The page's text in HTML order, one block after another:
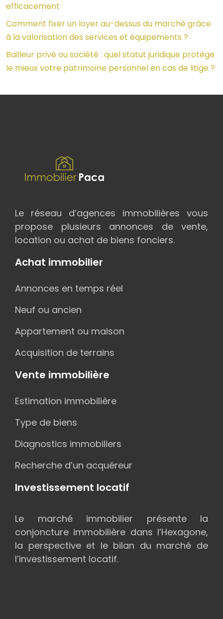
efficacement
Comment fixer un loyer au-dessus du marché grâce
à la valorisation des services et équipements ?
Bailleur privé ou société : quel statut juridique protège
le mieux votre patrimoine personnel en cas de litige ?
Le réseau d’agences immobilières vous
propose plusieurs annonces de vente,
location ou achat de biens fonciers.
Achat immobilier
Annonces en temps réel
Neuf ou ancien
Appartement ou maison
Acquisition de terrains
Vente immobilière
Estimation immobilière
Type de biens
Diagnostics immobiliers
Recherche d’un acquéreur
Investissement locatif
Le marché immobilier présente la
conjoncture immobilière dans l’Hexagone,
la perspective et le bilan du marché de
l’investissement locatif.